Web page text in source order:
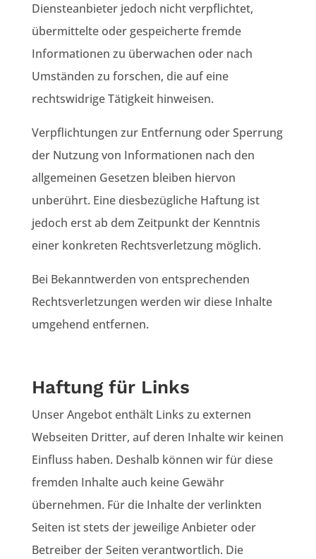
Diensteanbieter jedoch nicht verpflichtet,
übermittelte oder gespeicherte fremde
Informationen zu überwachen oder nach
Umständen zu forschen, die auf eine
rechtswidrige Tätigkeit hinweisen.
Verpflichtungen zur Entfernung oder Sperrung
der Nutzung von Informationen nach den
allgemeinen Gesetzen bleiben hiervon
unberührt. Eine diesbezügliche Haftung ist
jedoch erst ab dem Zeitpunkt der Kenntnis
einer konkreten Rechtsverletzung möglich.
Bei Bekanntwerden von entsprechenden
Rechtsverletzungen werden wir diese Inhalte
umgehend entfernen.
Haftung für Links
Unser Angebot enthält Links zu externen
Webseiten Dritter, auf deren Inhalte wir keinen
Einfluss haben. Deshalb können wir für diese
fremden Inhalte auch keine Gewähr
übernehmen. Für die Inhalte der verlinkten
Seiten ist stets der jeweilige Anbieter oder
Betreiber der Seiten verantwortlich. Die